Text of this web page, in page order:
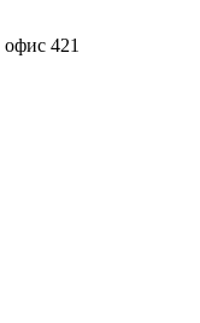
421